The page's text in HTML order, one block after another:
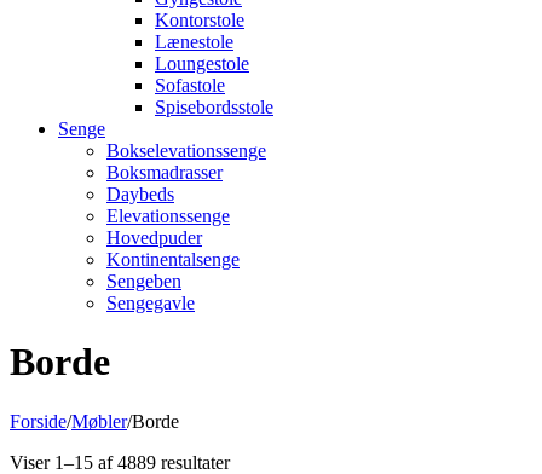
Kontorstole
Lænestole
Loungestole
Sofastole
Spisebordsstole
Senge
Bokselevationssenge
Boksmadrasser
Daybeds
Elevationssenge
Hovedpuder
Kontinentalsenge
Sengeben
Sengegavle
Borde
Forside/Møbler/Borde
Viser 1–15 af 4889 resultater